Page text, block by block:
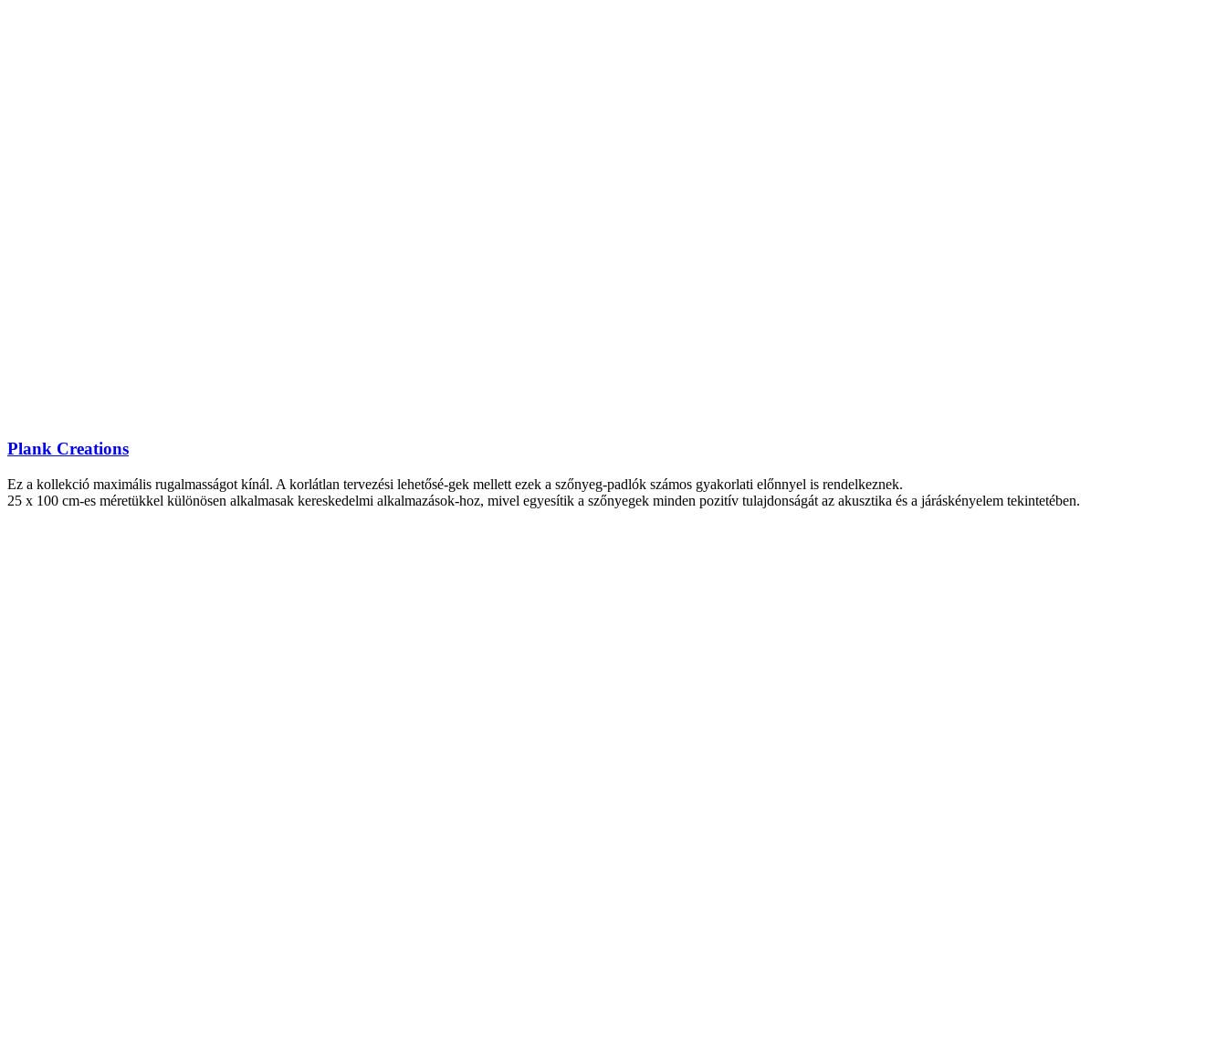
Plank Creations
Ez a kollekció maximális rugalmasságot kínál. A korlátlan tervezési lehetősé-gek mellett ezek a szőnyeg-padlók számos gyakorlati előnnyel is rendelkeznek.
25 x 100 cm-es méretükkel különösen alkalmasak kereskedelmi alkalmazások-hoz, mivel egyesítik a szőnyegek minden pozitív tulajdonságát az akusztika és a járáskényelem tekintetében.